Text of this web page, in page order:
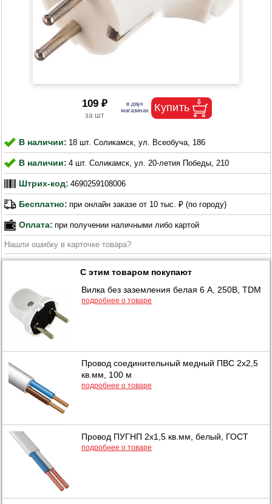
109 ₽
В наличии: 18 шт. Соликамск, ул. Всеобуча, 186
В наличии: 4 шт. Соликамск, ул. 20-летия Победы, 210
Штрих-код: 4690259108006
Бесплатно: при онлайн заказе от 10 тыс. ₽ (по городу)
Оплата: при получении наличными либо картой
Нашли ошибку в карточке товара?
С этим товаром покупают
Вилка без заземления белая 6 А, 250В, TDM
подробнее о товаре
Провод соединительный медный ПВС 2х2,5
кв.мм, 100 м
подробнее о товаре
Провод ПУГНП 2х1,5 кв.мм, белый, ГОСТ
подробнее о товаре